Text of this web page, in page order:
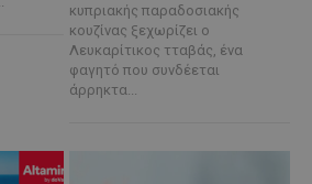
κυπριακής παραδοσιακής
κουζίνας ξεχωρίζει ο
Λευκαρίτικος τταβάς, ένα
φαγητό που συνδέεται
άρρηκτα...